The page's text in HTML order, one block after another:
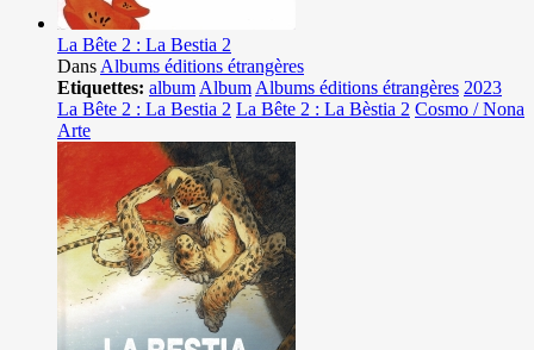
La Bête 2 : La Bestia 2
Dans Albums éditions étrangères
Etiquettes: album Album Albums éditions étrangères 2023
La Bête 2 : La Bestia 2 La Bête 2 : La Bèstia 2 Cosmo / Nona
Arte